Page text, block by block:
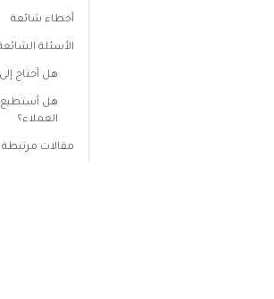
أخطاء شائعة
الأسئلة
هل أحتاج
هل أستطيع
العملاء؟
مقالات مرتبطة